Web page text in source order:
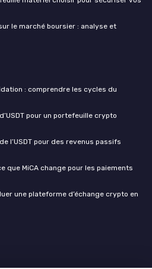
le marché boursier : analyse et
: comprendre les cycles du
pour un portefeuille crypto
l’USDT pour des revenus passifs
que MiCA change pour les paiements
une plateforme d’échange crypto en